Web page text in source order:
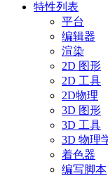
特性列表
平台
编辑器
渲染
2D 图形
2D 工具
2D物理
3D 图形
3D 工具
3D 物理
着色器
编写脚本